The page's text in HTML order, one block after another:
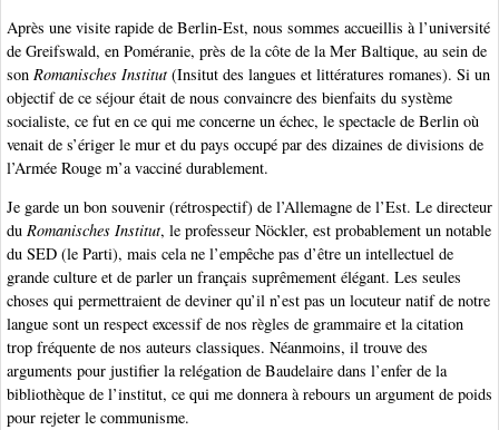
Après une visite rapide de Berlin-Est, nous sommes accueillis à l’université
de Greifswald, en Poméranie, près de la côte de la Mer Baltique, au sein de
son Romanisches Institut(Insitut des langues et littératures romanes). Si un
objectif de ce séjour était de nous convaincre des bienfaits du système
socialiste, ce fut en ce qui me concerne un échec, le spectacle de Berlin où
venait de s’ériger le mur et du pays occupé par des dizaines de divisions de
l’Armée Rouge m’a vacciné durablement.
Je garde un bon souvenir (rétrospectif) de l’Allemagne de l’Est. Le directeur
du Romanisches Institut, le professeur Nöckler, est probablement un notable
du SED (le Parti), mais cela ne l’empêche pas d’être un intellectuel de
grande culture et de parler un français suprêmement élégant. Les seules
choses qui permettraient de deviner qu’il n’est pas un locuteur natif de notre
langue sont un respect excessif de nos règles de grammaire et la citation
trop fréquente de nos auteurs classiques. Néanmoins, il trouve des
arguments pour justifier la relégation de Baudelaire dans l’enfer de la
bibliothèque de l’institut, ce qui me donnera à rebours un argument de poids
pour rejeter le communisme.